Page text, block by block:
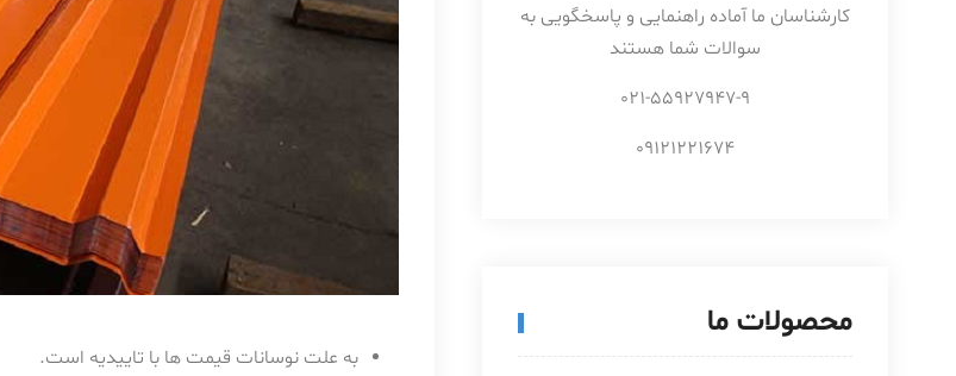
به علت نوسانات قیمت ها با تاییدیه است.
کارشناسان ما آماده راهنمایی و پاسخگویی به
سوالات شما هستند
021-55927947-9
09121221674
محصولات ما